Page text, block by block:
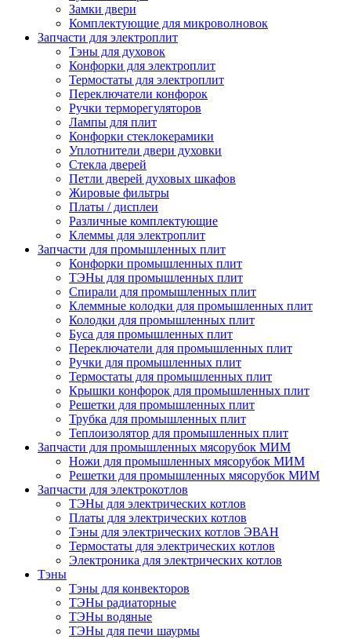
Замки двери
Комплектующие для микроволновок
Запчасти для электроплит
Тэны для духовок
Конфорки для электроплит
Термостаты для электроплит
Переключатели конфорок
Ручки терморегуляторов
Лампы для плит
Конфорки стеклокерамики
Уплотнители двери духовки
Стекла дверей
Петли дверей духовых шкафов
Жировые фильтры
Платы / дисплеи
Различные комплектующие
Клеммы для электроплит
Запчасти для промышленных плит
Конфорки промышленных плит
ТЭНы для промышленных плит
Спирали для промышленных плит
Клеммные колодки для промышленных плит
Колодки для промышленных плит
Буса для промышленных плит
Переключатели для промышленных плит
Ручки для промышленных плит
Термостаты для промышленных плит
Крышки конфорок для промышленных плит
Решетки для промышленных плит
Трубка для промышленных плит
Теплоизолятор для промышленных плит
Запчасти для промышленных мясорубок МИМ
Ножи для промышленных мясорубок МИМ
Решетки для промышленных мясорубок МИМ
Запчасти для электрокотлов
ТЭНы для электрических котлов
Платы для электрических котлов
Тэны для электрических котлов ЭВАН
Термостаты для электрических котлов
Электроника для электрических котлов
Тэны
Тэны для конвекторов
ТЭНы радиаторные
ТЭНы водяные
ТЭНы для печи шаурмы